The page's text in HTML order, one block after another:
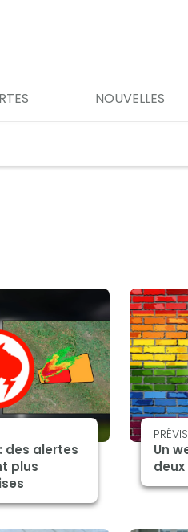
NOUVELLES
des alertes
plus
Un